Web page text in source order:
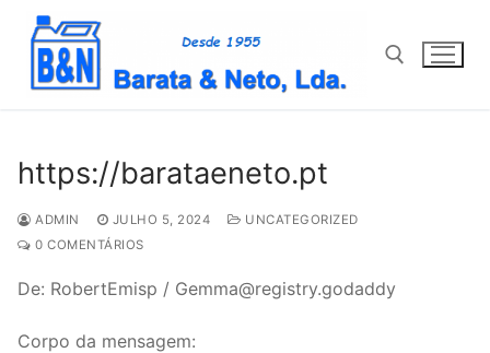
Saltar
para
conteúdo
https://barataeneto.pt
ADMIN JULHO 5, 2024
UNCATEGORIZED
0 COMENTÁRIOS
De: RobertEmisp / Gemma@registry.godaddy
Corpo da mensagem: